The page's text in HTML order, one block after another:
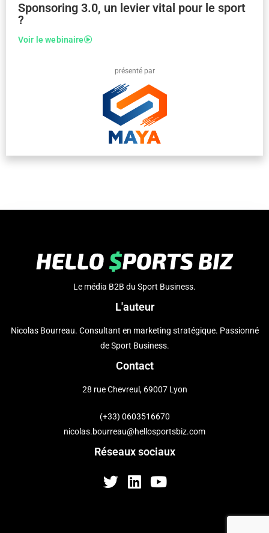
Sponsoring 3.0, un levier vital pour le sport
?
Voir le webinaire
présenté par
Le média B2B du Sport Business.
L'auteur
Nicolas Bourreau. Consultant en marketing stratégique. Passionné
de Sport Business.
Contact
28 rue Chevreul, 69007 Lyon
(+33) 0603516670
nicolas.bourreau@hellosportsbiz.com
Réseaux sociaux